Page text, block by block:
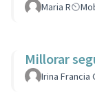
Maria R
Millorar
Irina Francia